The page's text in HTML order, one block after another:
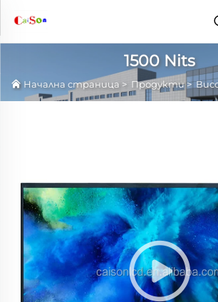
1500 Nits
Начална страница > Продукти>